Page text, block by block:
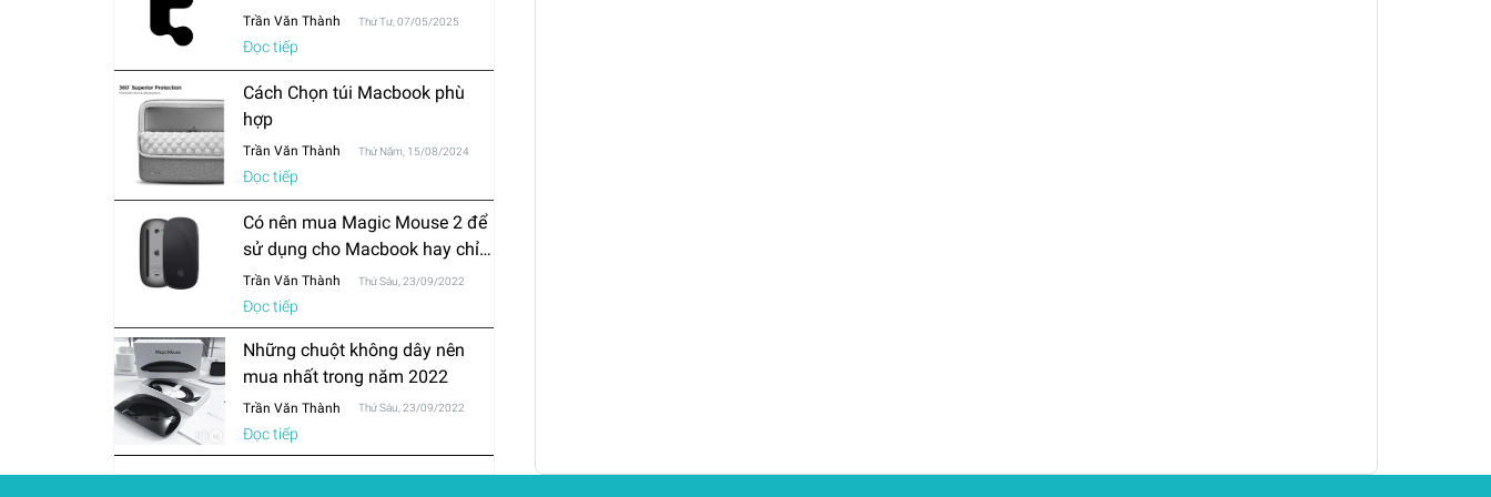
Trần Văn Thành Thứ Tư, 07/05/2025
Đọc tiếp
Cách Chọn túi Macbook phù
hợp
Trần Văn Thành Thứ Năm, 15/08/2024
Đọc tiếp
Có nên mua Magic Mouse 2 để
sử dụng cho Macbook hay chỉ
mua chuột thông thường?
Trần Văn Thành Thứ Sáu, 23/09/2022
Đọc tiếp
Những chuột không dây nên
mua nhất trong năm 2022
Trần Văn Thành Thứ Sáu, 23/09/2022
Đọc tiếp